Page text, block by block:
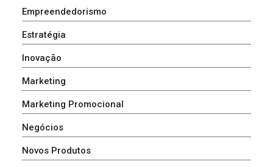
Empreendedorismo
Estratégia
Inovação
Marketing
Marketing Promocional
Negócios
Novos Produtos